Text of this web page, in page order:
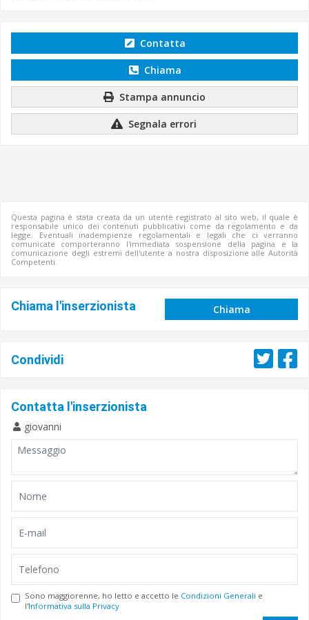
Contatta
Chiama
Stampa annuncio
Segnala errori
Questa pagina è stata creata da un utente registrato al sito web, il quale è
responsabile unico dei contenuti pubblicativi come da regolamento e da
legge. Eventuali inadempienze regolamentali e legali che ci verranno
comunicate comporteranno l'immediata sospensione della pagina e la
comunicazione degli estremi dell'utente a nostra disposizione alle Autorità
Competenti.
Chiama l'inserzionista Chiama
Condividi
Contatta l'inserzionista
giovanni
Sono maggiorenne, ho letto e accetto le Condizioni Generali e
l'Informativa sulla Privacy